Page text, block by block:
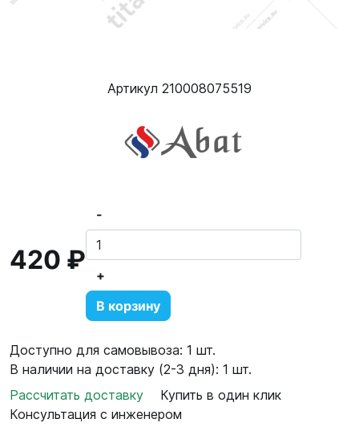
Артикул 210008075519
420 ₽
-
+
В корзину
Доступно для самовывоза: 1 шт.
В наличии на доставку (2-3 дня): 1 шт.
Рассчитать доставку
Купить в один клик
Консультация с инженером